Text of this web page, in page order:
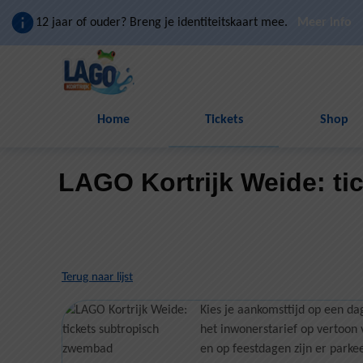
Naar hoofdinhoud
12 jaar of ouder? Breng je identiteitskaart mee.
Home Tickets Shop
LAGO Kortrijk Weide:
Kies je aankomsttijd op een
het inwonerstarief op vertoon
en op feestdagen zijn er
Terug naar lijst